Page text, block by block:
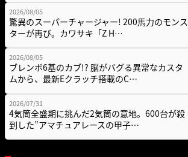
2026/08/05
驚異のスーパーチャージャー! 200馬力のモンス
ターが再び。カワサキ「Z H…
2026/08/05
ブレンボ6基のカブ!? 脳がバグる異常なカスタ
ムから、最新Eクラッチ搭載のC…
2026/07/31
4気筒全盛期に挑んだ2気筒の意地。600台が殺
到した”アマチュアレースの甲子…